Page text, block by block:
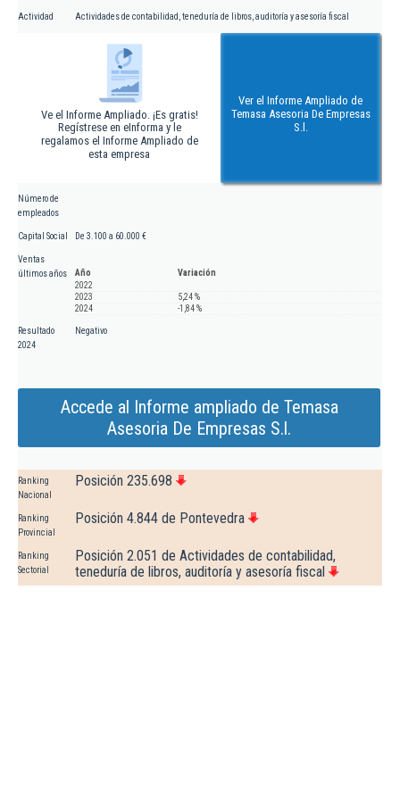
Actividad Actividades de contabilidad, teneduría de libros, auditoría y asesoría fiscal
Ve el Informe Ampliado. ¡Es gratis!
Regístrese en eInforma y le
regalamos el Informe Ampliado de
esta empresa
Ver el Informe Ampliado de
Temasa Asesoria De Empresas
S.l.
Número de
empleados
Capital Social De 3.100 a 60.000 €
Ventas
últimos años
Año
Variación
2022
2023
5,24 %
2024
-1,84 %
Resultado
2024
Negativo
Accede al Informe ampliado de Temasa
Asesoria De Empresas S.l.
Ranking
Nacional
Posición 235.698
Ranking
Provincial
Posición 4.844 de Pontevedra
Ranking
Sectorial
Posición 2.051 de Actividades de contabilidad,
teneduría de libros, auditoría y asesoría fiscal